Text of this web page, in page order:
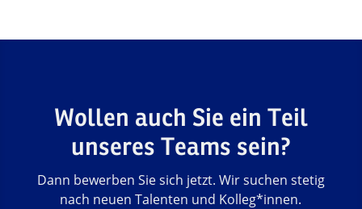
Wollen auch Sie ein Teil
unseres Teams sein?
Dann bewerben Sie sich jetzt. Wir suchen stetig
nach neuen Talenten und Kolleg*innen.